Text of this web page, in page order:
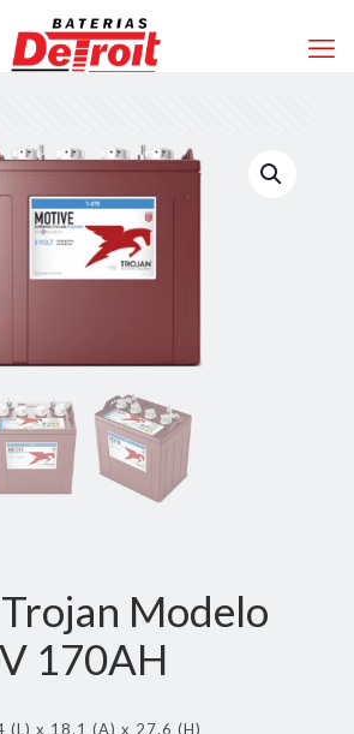
Modelo
170AH
(L) x 18.1 (A) x 27.6 (H)